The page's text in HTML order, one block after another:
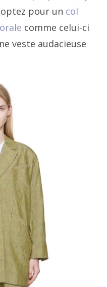
pour un col
comme celui-ci
veste audacieuse